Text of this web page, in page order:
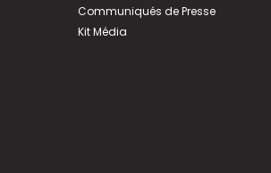
Communiqués de Presse
Kit Média